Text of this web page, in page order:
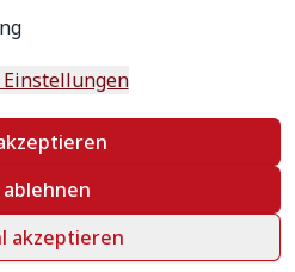
zu einem späteren
widerrufen. Beachten Sie
Hinweise zur
ablehnen
akzeptieren